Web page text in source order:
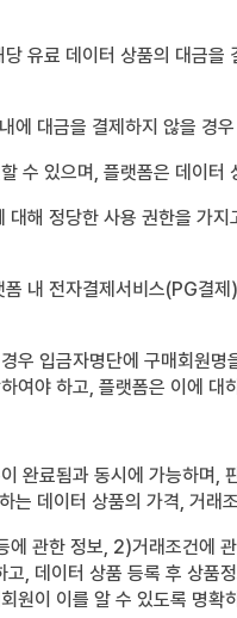
유료 데이터 상품의 대금
대금을 결제하지 않을 경
수 있으며, 플랫폼은 데이터
해 정당한 사용 권한을 가
내 전자결제서비스(PG결
입금자명단에 구매회원
여야 하고, 플랫폼은 이에 대
료됨과 동시에 가능하며,
는 데이터 상품의 가격, 거
관한 정보, 2)거래조건에
고, 데이터 상품 등록 후 상
원이 이를 알 수 있도록 명확